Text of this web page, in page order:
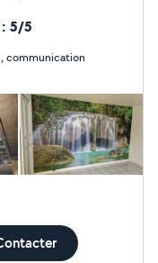
et les finitions
demandes et aux
un résultat
: 5/5
communication